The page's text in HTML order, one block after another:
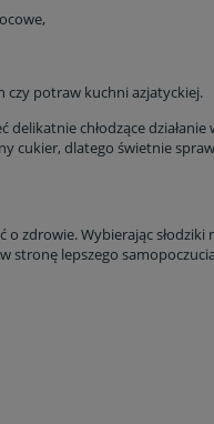
czy potraw kuchni azjatyckiej.
chłodzące
cukier, dlatego świetnie
zdrowie. Wybierając
stronę lepszego